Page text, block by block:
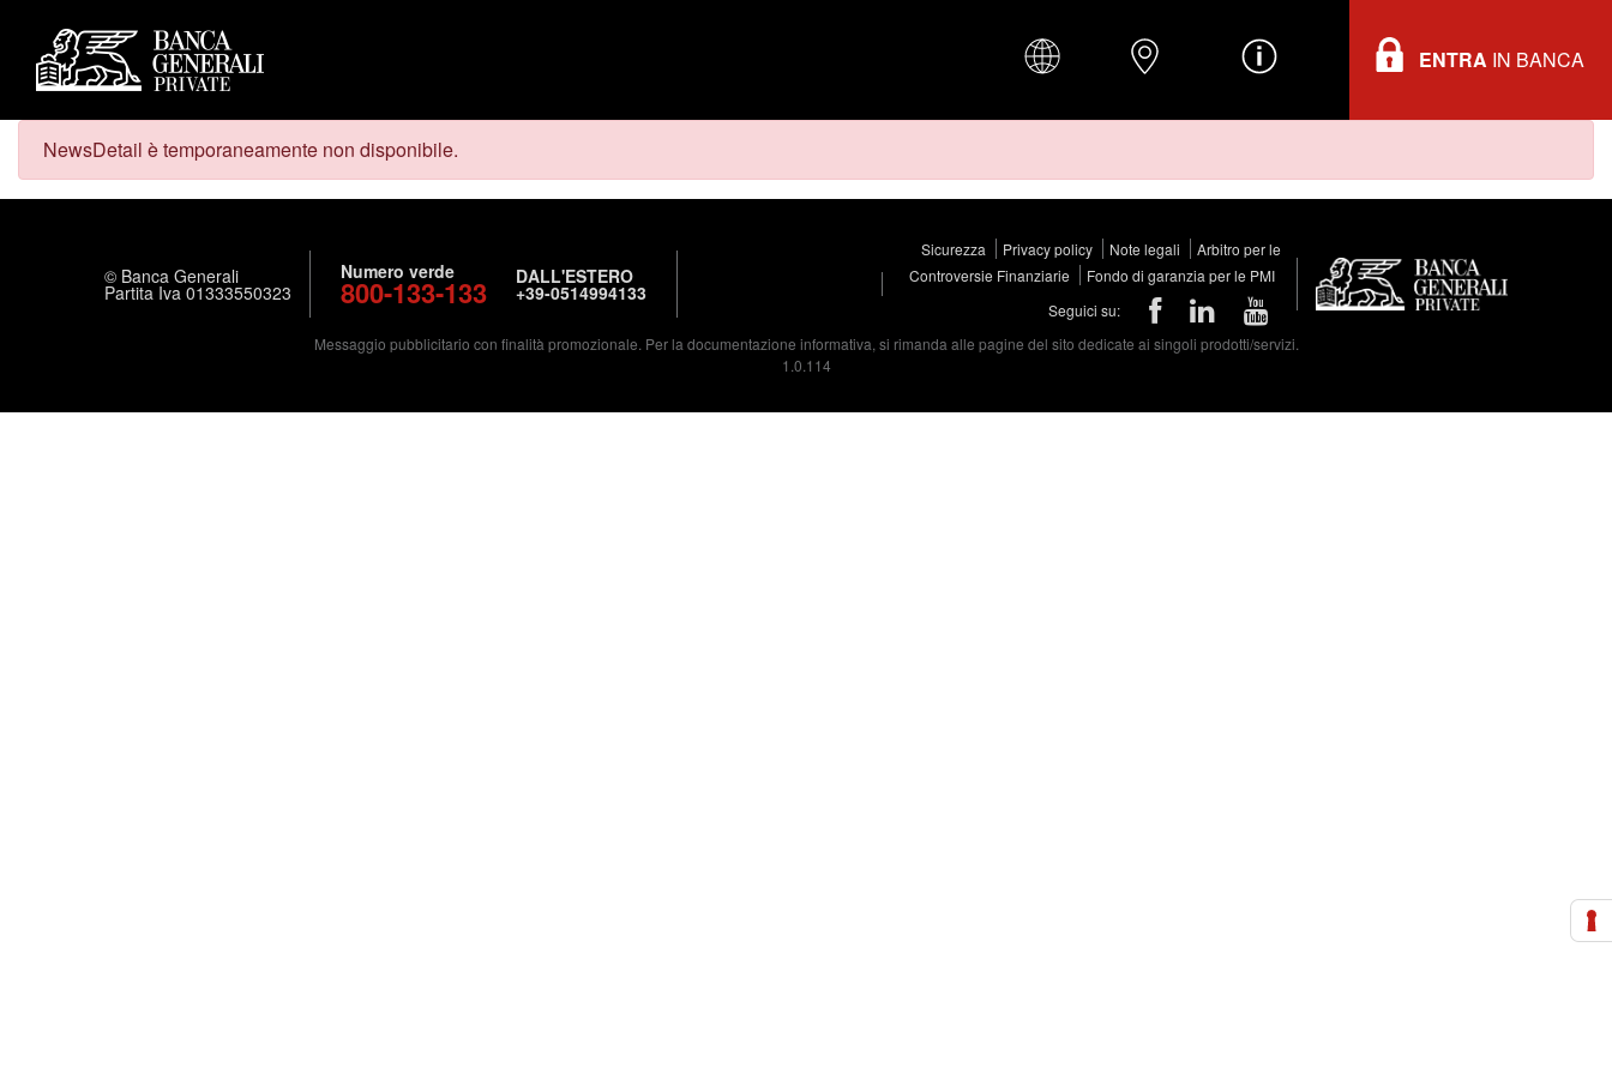
ENTRA IN BANCA
NewsDetail è temporaneamente non disponibile.
© Banca Generali
Partita Iva 01333550323
Numero verde
800-133-133 DALL'ESTERO
+39-0514994133
Sicurezza Privacy policy Note legali
Arbitro per le
Controversie Finanziarie
Fondo di garanzia per le PMI
Seguici su:
Messaggio pubblicitario con finalità promozionale. Per la documentazione informativa, si rimanda alle pagine del sito dedicate ai singoli prodotti/servizi.
1.0.114